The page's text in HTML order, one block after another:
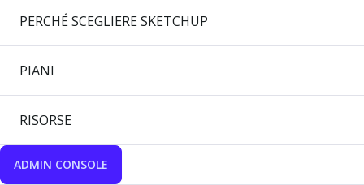
PERCHÉ SCEGLIERE SKETCHUP
PIANI
RISORSE
ADMIN CONSOLE